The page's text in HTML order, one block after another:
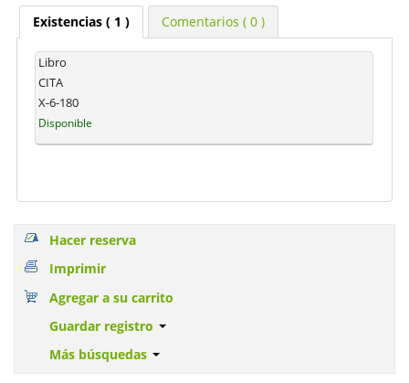
Existencias( 1 ) Comentarios ( 0 )
Libro
CITA
X-6-180
Disponible
Hacer reserva
Imprimir
Agregar a su carrito
Guardar registro
Más búsquedas